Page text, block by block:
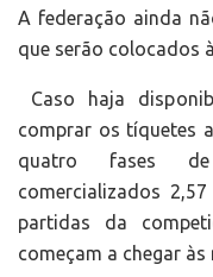
A federação ainda
que serão colocados
Caso haja
comprar os tíquetes
quatro fases
comercializados
partidas da
começam a chegar